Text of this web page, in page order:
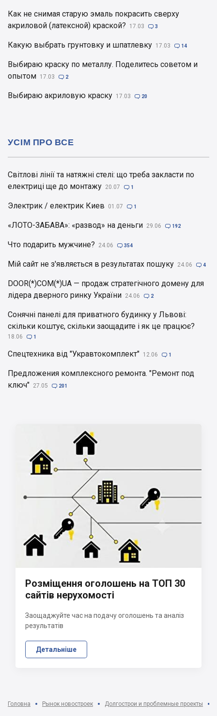
Как не снимая старую эмаль покрасить сверху
акриловой (латексной) краской?
17.03  3
Какую выбрать грунтовку и шпатлевку 17.03  14
Выбираю краску по металлу. Поделитесь советом и
опытом 17.03  2
Выбираю акриловую краску 17.03  20
Світлові лінії та натяжні стелі: що треба закласти по
електриці ще до монтажу 20.07  1
Электрик / електрик Киев 01.07  1
«ЛОТО-ЗАБАВА»: «развод» на деньги 29.06  192
Что подарить мужчине? 24.06  354
Мій сайт не з'являється в результатах пошуку 24.06  4
DOOR(*)COM(*)UA — продаж стратегічного домену для
лідера дверного ринку України 24.06  2
Сонячні панелі для приватного будинку у Львові:
скільки коштує, скільки заощадите і як це працює?
18.06  1
Спецтехника від "Укравтокомплект" 12.06  1
Предложения комплексного ремонта. "Ремонт под
ключ" 27.05  201
УСІМ ПРО ВСЕ
Розміщення оголошень на ТОП 30
сайтів нерухомості
Заощаджуйте час на подачу оголошень та аналіз
результатів
Детальніше
Головна Рынок новостроек Долгострои и проблемные проекты